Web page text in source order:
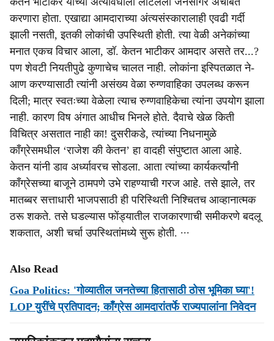
करणारा होता. एखाद्या आमदाराच्या अंत्यसंस्कारालाही एवढी गर्दी
झाली नसती, इतकी लोकांची उपस्थिती होती. त्या वेळी अनेकांच्या
मनात एकच विचार आला, डॉ. केतन भाटीकर आमदार असते तर...?
पण शेवटी नियतीपुढे कुणाचेच चालत नाही. लोकांना इस्पितळात ने-
आण करण्यासाठी त्यांनी असंख्य वेळा रुग्णवाहिका उपलब्ध करून
दिली; मात्र स्वतःच्या वेळेला त्याच रुग्णवाहिकेचा त्यांना उपयोग झाला
नाही. कारण विष अंगात आधीच भिनले होते. दैवाचे खेळ किती
विचित्र असतात नाही का! दुसरीकडे, त्यांच्या निधनामुळे
काँग्रेसमधील ‘राजेश की केतन’ हा वादही संपुष्टात आला आहे.
केतन यांनी डाव अर्ध्यावरच सोडला. आता त्यांच्या कार्यकर्त्यांनी
काँग्रेसच्या बाजूने ठामपणे उभे राहण्याची गरज आहे. तसे झाले, तर
मातब्बर सत्ताधारी भाजपसाठी ही परिस्थिती निश्चितच आव्हानात्मक
ठरू शकते. तसे घडल्यास फोंड्यातील राजकारणाची समीकरणे बदलू
शकतात, अशी चर्चा उपस्थितांमध्ये सुरू होती. ∙∙∙
Also Read
Goa Politics: 'गोव्यातील जनतेच्या हितासाठी ठोस भूमिका घ्या'!
LOP युरींचे प्रतिपादन; काँग्रेस आमदारांतर्फे राज्यपालांना निवेदन